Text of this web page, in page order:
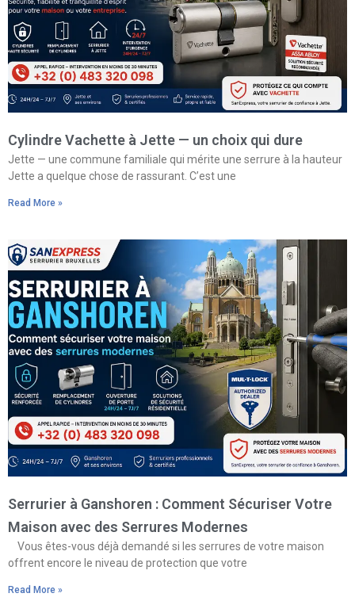
Cylindre Vachette à Jette — un choix qui dure
Jette — une commune familiale qui mérite une serrure à la hauteur
Jette a quelque chose de rassurant. C’est une
Read More »
Serrurier à Ganshoren : Comment Sécuriser Votre
Maison avec des Serrures Modernes
Vous êtes-vous déjà demandé si les serrures de votre maison
offrent encore le niveau de protection que votre
Read More »